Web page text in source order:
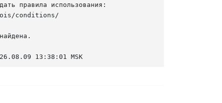
правила использования:
conditions/
13:38:01 MSK